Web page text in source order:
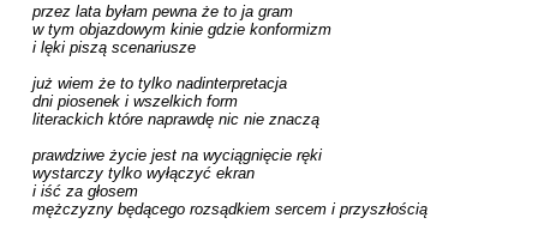
przez lata byłam pewna że to ja gram
w tym objazdowym kinie gdzie konformizm
i lęki piszą scenariusze
już wiem że to tylko nadinterpretacja
dni piosenek i wszelkich form
literackich które naprawdę nic nie znaczą
prawdziwe życie jest na wyciągnięcie ręki
wystarczy tylko wyłączyć ekran
i iść za głosem
mężczyzny będącego rozsądkiem sercem i przyszłością